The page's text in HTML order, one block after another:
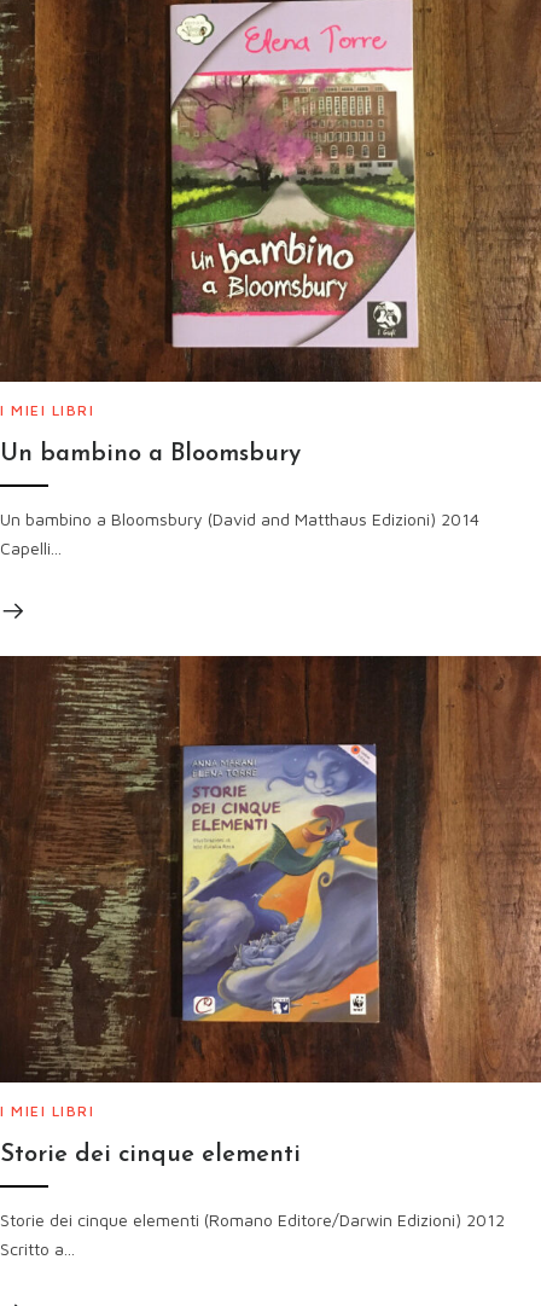
I MIEI LIBRI
Un bambino a Bloomsbury
Un bambino a Bloomsbury (David and Matthaus Edizioni) 2014
Capelli...
I MIEI LIBRI
Storie dei cinque elementi
Storie dei cinque elementi (Romano Editore/Darwin Edizioni) 2012
Scritto a...